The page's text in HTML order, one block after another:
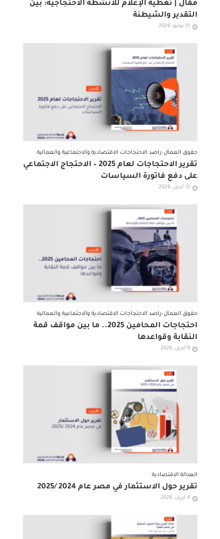
مقال | تغطية الإعلام للأنشطة الاحتجاجية: بين
التقدير والشيطنة
15 يونيو, 2026
حقوق العمال•راصد الاحتجاجات الاقتصادية والاجتماعية والعمالية
تقرير الاحتجاجات لعام 2025 – الاحتجاج الاجتماعي
على دفع فاتورة السياسات
12 أبريل, 2026
حقوق العمال•راصد الاحتجاجات الاقتصادية والاجتماعية والعمالية
احتجاجات المحامين 2025.. ما بين مواقف قمة
النقابة وقواعدها
9 أبريل, 2026
العدالة الاقتصادية
تقرير حول الاستثمار في مصر عام 2024 /2025
4 أبريل, 2026